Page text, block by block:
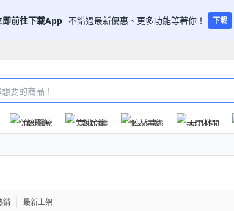
即前往下載App 不錯過最新優惠、更多功能等著你！ 下載
保健醫療 美妝保養 個人清潔 玩具休閒
銷 最新上架